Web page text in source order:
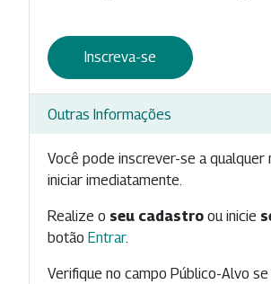
Inscreva-se
Outras Informações
Você pode inscrever-se a qualquer
iniciar imediatamente.
Realize o seu cadastro ou inicie
botão Entrar.
Verifique no campo Público-Alvo